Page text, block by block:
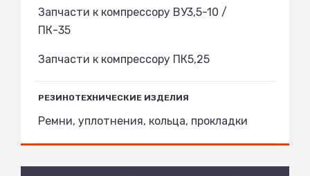
Запчасти к компрессору ВУ3,5-10 /
ПК-35
Запчасти к компрессору ПК5,25
РЕЗИНОТЕХНИЧЕСКИЕ ИЗДЕЛИЯ
Ремни, уплотнения, кольца, прокладки